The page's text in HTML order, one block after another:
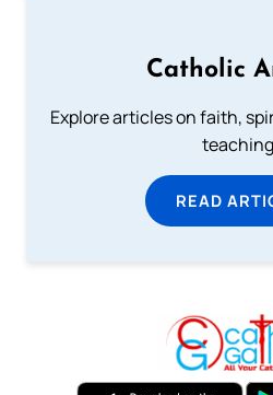
Catholic
Explore articles on faith,
READ